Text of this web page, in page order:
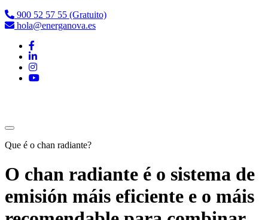
900 52 57 55 (Gratuito)
hola@energanova.es
Que é o chan radiante?
O chan radiante é o sistema de
emisión máis eficiente e o máis